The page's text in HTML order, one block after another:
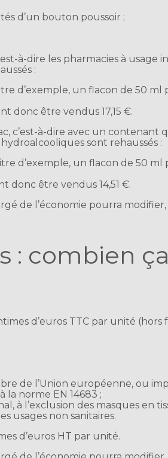
d’un bouton poussoir ;
à-dire les pharmacies à usage
:
d’exemple, un flacon de 50 ml
donc être vendus 17,15 €.
c’est-à-dire avec un contenant
sont rehaussés :
d’exemple, un flacon de 50
donc être vendus 14,51 €.
de l’économie pourra
: combien ça
d’euros TTC par unité (hors
de l’Union européenne, ou
norme EN 14683 ;
à l’exclusion des masques en
usages non sanitaires.
d’euros HT par unité.